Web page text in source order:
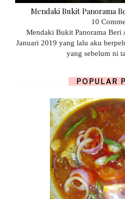
Mendaki Bukit Panorama
10
Mendaki Bukit Panorama
Januari 2019 yang lalu aku
yang sebelum ni
POPULAR